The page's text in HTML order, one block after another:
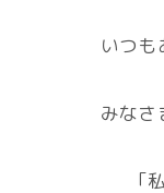
いつ
みなさ
｢私